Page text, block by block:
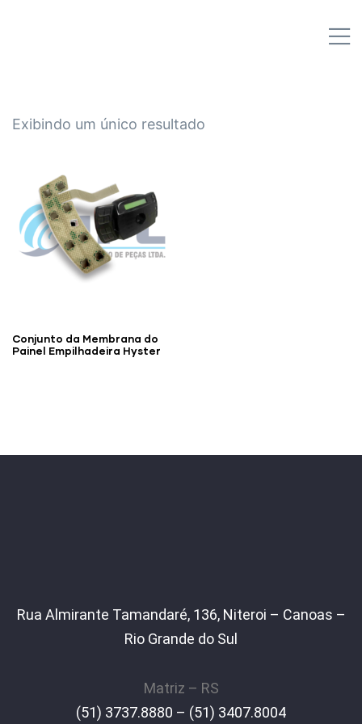
Exibindo um único resultado
Conjunto da Membrana do
Painel Empilhadeira Hyster
Rua Almirante Tamandaré, 136, Niteroi – Canoas –
Rio Grande do Sul
Matriz – RS
(51) 3737.8880 – (51) 3407.8004